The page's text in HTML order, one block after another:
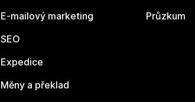
E-mailový marketing
SEO
Expedice
Měny a překlad
Průzkum